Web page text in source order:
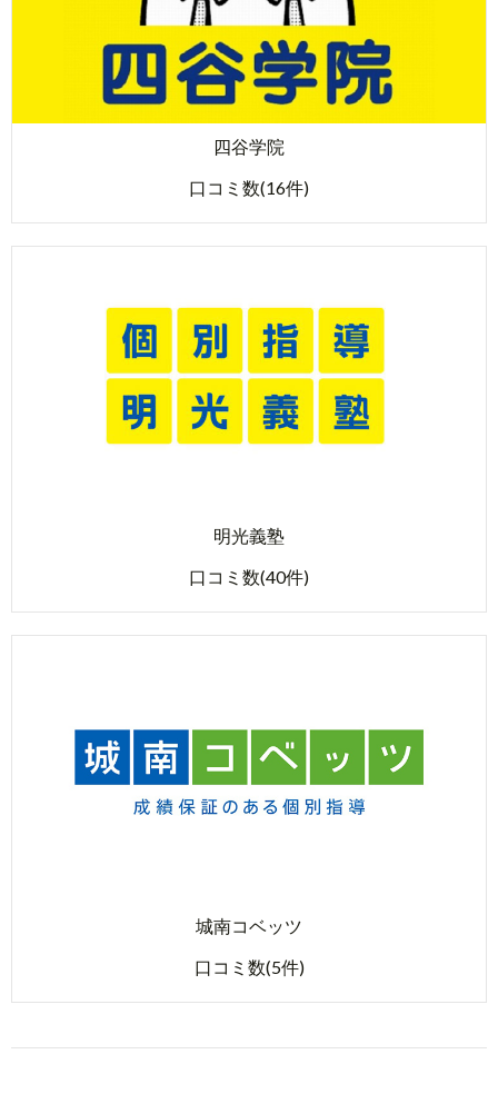
四谷学院
口コミ数(16件)
明光義塾
口コミ数(40件)
城南コベッツ
口コミ数(5件)